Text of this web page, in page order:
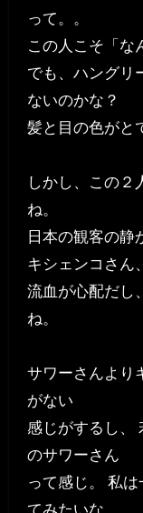
って。。
この人こそ「な
でも、ハングリ
ないのかな？
髪と目の色がと
しかし、この２
ね。
日本の観客の静
キシェンコさん
流血が心配だし
ね。
サワーさんより
がない
感じがするし、
のサワーさん
って感じ。 私